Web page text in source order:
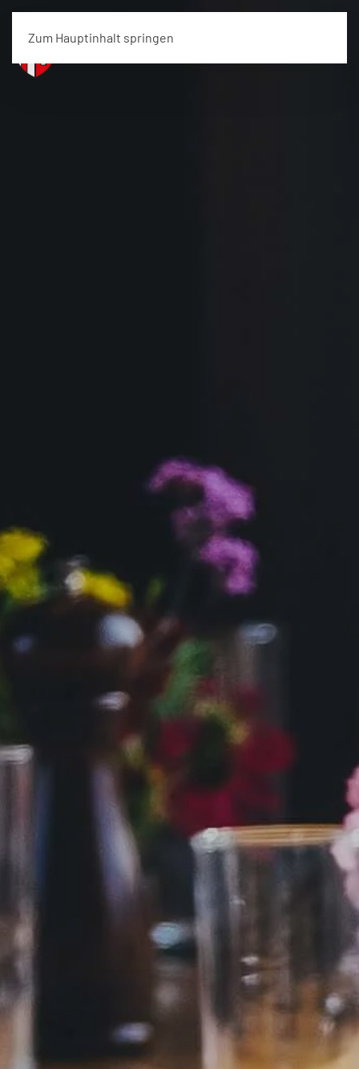
Zum Hauptinhalt springen